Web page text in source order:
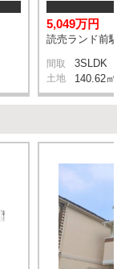
5,049万円
読売ランド前
間取 3SLDK
土地 140.62㎡